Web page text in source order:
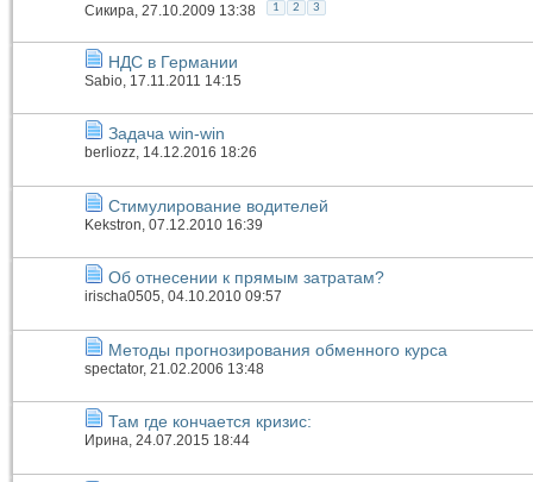
Сикира, 27.10.2009 13:38 1 2 3
НДС в Германии
Sabio, 17.11.2011 14:15
Задача win-win
berliozz, 14.12.2016 18:26
Стимулирование водителей
Kekstron , 07.12.2010 16:39
Об отнесении к прямым затратам?
irischa0505, 04.10.2010 09:57
Методы прогнозирования обменного курса
spectator, 21.02.2006 13:48
Там где кончается кризис:
Иринa, 24.07.2015 18:44